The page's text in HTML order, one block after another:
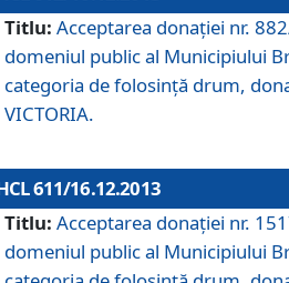
Titlu: Acceptarea donaţiei nr.
domeniul public al Municipiului
categoria de folosinţă drum,
VICTORIA.
611/16.12.2013
Titlu: Acceptarea donaţiei nr.
domeniul public al Municipiului